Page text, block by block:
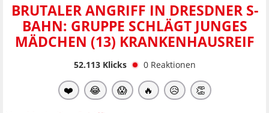
BRUTALER ANGRIFF IN DRESDNER S-
BAHN: GRUPPE SCHLÄGT JUNGES
MÄDCHEN (13) KRANKENHAUSREIF
52.113Klicks 0 Reaktionen
❤️ 😂 😱 🔥 😥 👏